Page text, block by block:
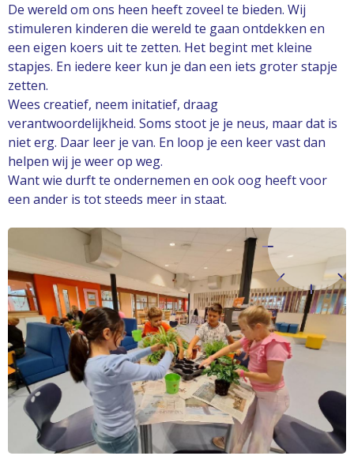
De wereld om ons heen heeft zoveel te bieden. Wij
stimuleren kinderen die wereld te gaan ontdekken en
een eigen koers uit te zetten. Het begint met kleine
stapjes. En iedere keer kun je dan een iets groter stapje
zetten.
Wees creatief, neem initatief, draag
verantwoordelijkheid. Soms stoot je je neus, maar dat is
niet erg. Daar leer je van. En loop je een keer vast dan
helpen wij je weer op weg.
Want wie durft te ondernemen en ook oog heeft voor
een ander is tot steeds meer in staat.